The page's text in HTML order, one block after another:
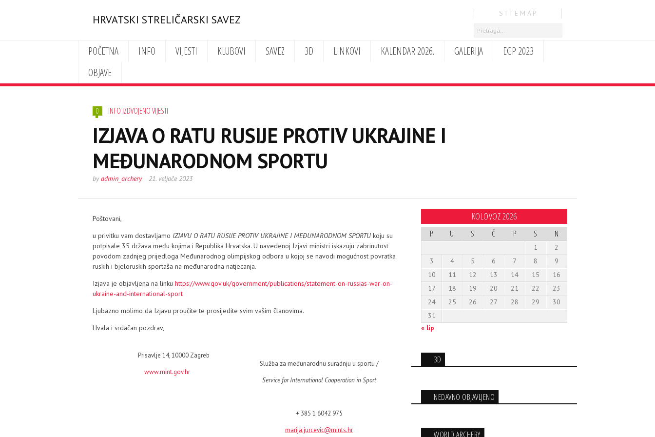
HRVATSKI STRELIČARSKI SAVEZ S I T E M A P
POČETNA INFO VIJESTI KLUBOVI SAVEZ 3D LINKOVI KALENDAR 2026. GALERIJA
EGP 2023
OBJAVE
0 INFO IZDVOJENO VIJESTI
IZJAVA O RATU RUSIJE PROTIV UKRAJINE I
MEĐUNARODNOM SPORTU
byadmin_archery 21. veljače 2023
Poštovani,
u privitku vam dostavljamo IZJAVU O RATU RUSIJE PROTIV UKRAJINE I MEĐUNARODNOM SPORTU koju su
potpisale 35 država među kojima i Republika Hrvatska. U navedenoj Izjavi ministri iskazuju zabrinutost
povodom zadnjeg prijedloga Međunarodnog olimpijskog odbora u kojoj se navodi mogućnost povratka
ruskih i bjeloruskih sportaša na međunarodna natjecanja.
Izjava je objavljena na linku https://www.gov.uk/government/publications/statement-on-russias-war-on-
ukraine-and-international-sport
Ljubazno molimo da Izjavu proučite te prosijedite svim vašim članovima.
Hvala i srdačan pozdrav,
Prisavlje 14, 10000 Zagreb
www.mint.gov.hr
Služba za međunarodnu suradnju u sportu /
Service for International Cooperation in Sport
+ 385 1 6042 975
marija.jurcevic@mints.hr
KOLOVOZ 2026
P U S Č P S N
1
2
3
4 5 6 7 8
9
10
11 12 13 14 15
16
17
18 19 20 21 22
23
24
25 26 27 28 29
30
31
« lip
3D
NEDAVNO OBJAVLJENO
WORLD ARCHERY